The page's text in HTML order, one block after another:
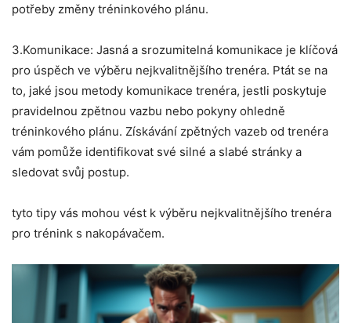
potřeby změny tréninkového plánu.
3.Komunikace: Jasná a srozumitelná komunikace je klíčová
pro úspěch ve výběru nejkvalitnějšího trenéra. Ptát se na
to, jaké jsou metody komunikace trenéra, jestli poskytuje
pravidelnou zpětnou vazbu nebo pokyny ohledně
tréninkového plánu. Získávání zpětných vazeb od trenéra
vám pomůže identifikovat své silné a slabé stránky a
sledovat svůj postup.
tyto tipy vás mohou vést k výběru nejkvalitnějšího trenéra
pro trénink s nakopávačem.